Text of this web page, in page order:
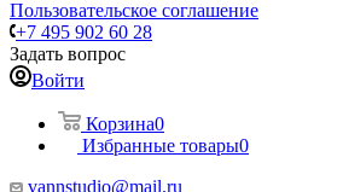
Пользовательское соглашение
+7 495 902 60 28
Задать вопрос
Войти
Корзина0
Избранные товары0
vannstudio@mail.ru